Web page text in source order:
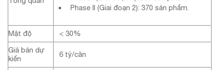
Phase II (Giai đoạn 2): 370 sản phẩm.
Mật độ
< 30%
Giá bán dự
kiến
6 tỷ/căn